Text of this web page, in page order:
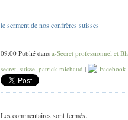
le serment de nos confrères suisses
09:00 Publié dans a-Secret professionnel et
secret, suisse, patrick michaud | Facebook
Les commentaires sont fermés.